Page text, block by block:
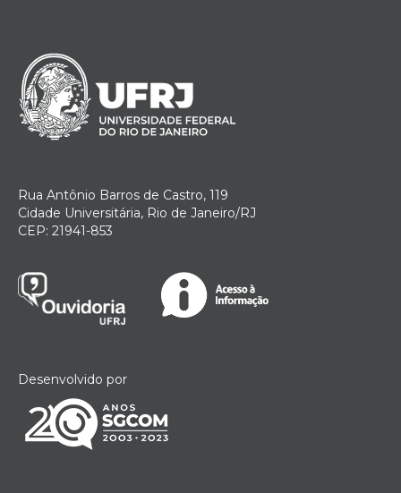
Rua Antônio Barros de Castro, 119
Cidade Universitária, Rio de Janeiro/RJ
CEP: 21941-853
Desenvolvido por